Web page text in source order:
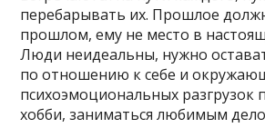
перебарывать их. Прошлое
прошлом, ему не место в
Люди неидеальны, нужно
по отношению к себе и
психоэмоциональных разгрузок
хобби, заниматься любимым